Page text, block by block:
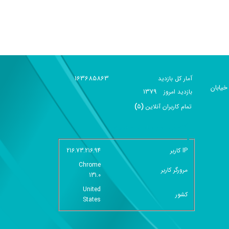
آمار کل بازدید 163685863
بازديد امروز 1379
تمام کاربران آنلاين (
5
)
گزارش آمار سایت - خلاصه
IP کاربر
216.73.216.94
مرورگر کاربر
Chrome
131.0
کشور
United
States